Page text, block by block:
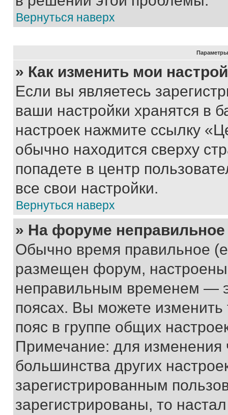
Вернуться наверх
Параметры
» Как изменить мои
Если вы являетесь
ваши настройки хранятся в
настроек нажмите ссылку
обычно находится сверху
попадете в центр
все свои настройки.
Вернуться наверх
» На форуме
Обычно время правильное
размещен форум, настроены
неправильным временем —
поясах. Вы можете изменить
пояс в группе общих
Примечание: для изменения
большинства других
зарегистрированным
зарегистрированы, то